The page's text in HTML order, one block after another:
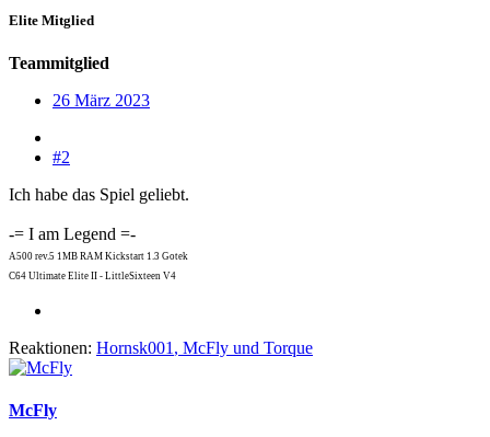
Elite Mitglied
Teammitglied
26 März 2023
#2
Ich habe das Spiel geliebt.
-= I am Legend =-
A500 rev.5 1MB RAM Kickstart 1.3 Gotek
C64 Ultimate Elite II - LittleSixteen V4
Reaktionen: Hornsk001 , McFly und Torque
McFly